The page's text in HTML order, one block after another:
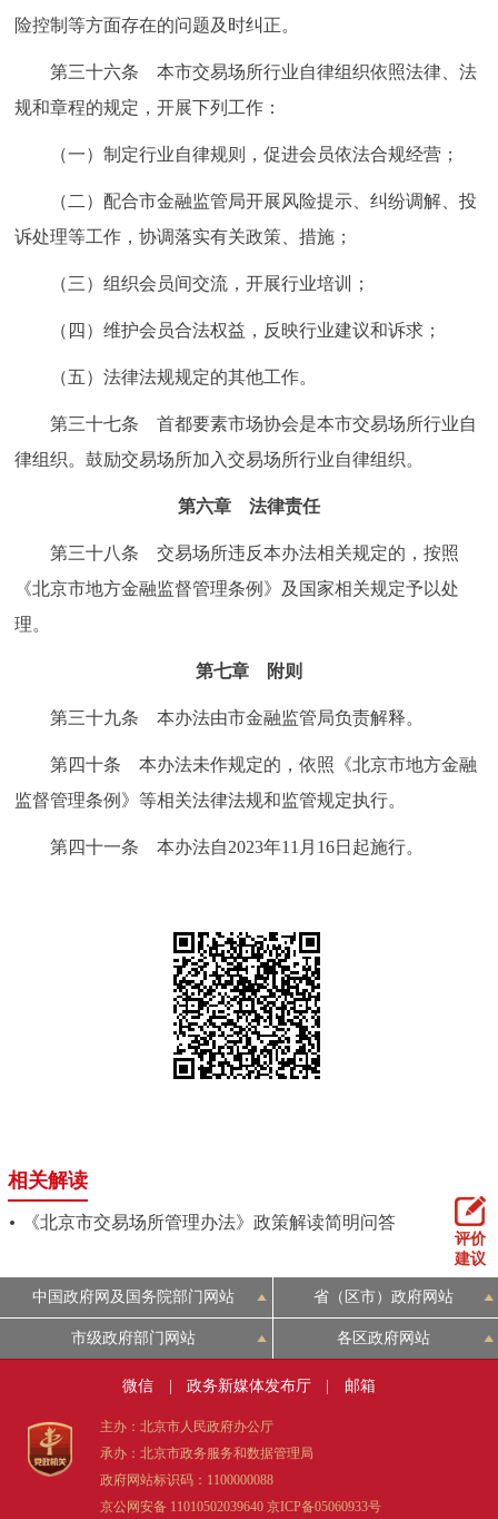
险控制等方面存在的问题及时纠正。
第三十六条 本市交易场所行业自律组织依照法律、法
规和章程的规定，开展下列工作：
（一）制定行业自律规则，促进会员依法合规经营；
（二）配合市金融监管局开展风险提示、纠纷调解、投
诉处理等工作，协调落实有关政策、措施；
（三）组织会员间交流，开展行业培训；
（四）维护会员合法权益，反映行业建议和诉求；
（五）法律法规规定的其他工作。
第三十七条 首都要素市场协会是本市交易场所行业自
律组织。鼓励交易场所加入交易场所行业自律组织。
第六章 法律责任
第三十八条 交易场所违反本办法相关规定的，按照
《北京市地方金融监督管理条例》及国家相关规定予以处
理。
第七章 附则
第三十九条 本办法由市金融监管局负责解释。
第四十条 本办法未作规定的，依照《北京市地方金融
监督管理条例》等相关法律法规和监管规定执行。
第四十一条 本办法自2023年11月16日起施行。
相关解读
《北京市交易场所管理办法》政策解读简明问答
评价
建议
中国政府网及国务院部门网站 省（区市）政府网站
市级政府部门网站 各区政府网站
微信 政务新媒体发布厅 邮箱
主办：北京市人民政府办公厅
承办：北京市政务服务和数据管理局
政府网站标识码：1100000088
京公网安备 11010502039640 京ICP备05060933号